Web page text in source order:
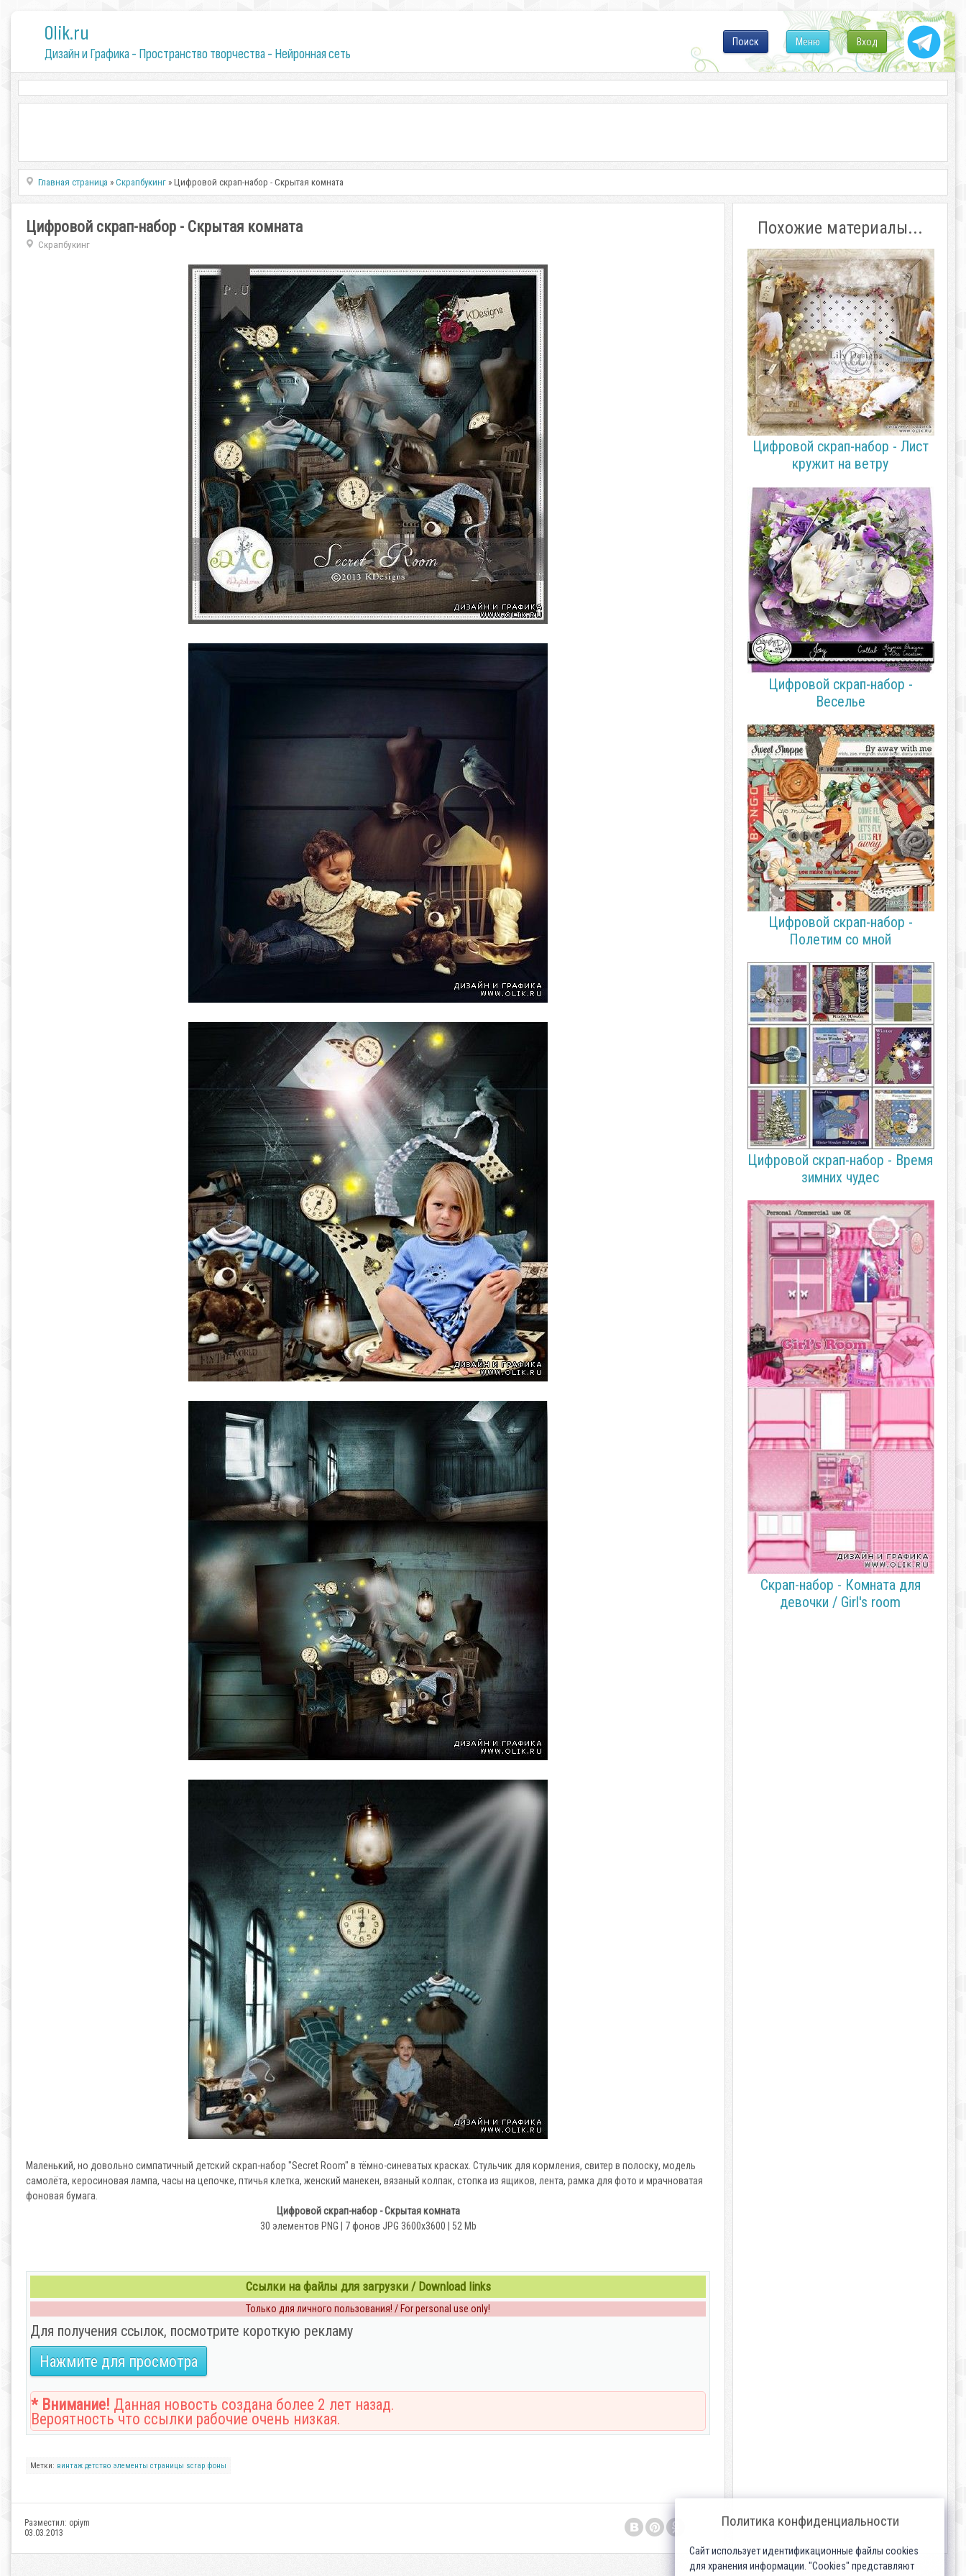
0lik.ru
Дизайн и Графика - Пространство творчества - Нейронная сеть
Вход
Меню
Поиск
Главная страница »Скрапбукинг » Цифровой скрап-набор - Скрытая комната
Цифровой скрап-набор - Скрытая комната
Скрапбукинг
Маленький, но довольно симпатичный детский скрап-набор "Secret Room" в тёмно-синеватых красках. Стульчик для кормления, свитер в полоску, модель
самолёта, керосиновая лампа, часы на цепочке, птичья клетка, женский манекен, вязаный колпак, стопка из ящиков, лента, рамка для фото и мрачноватая
фоновая бумага.
Цифровой скрап-набор - Скрытая комната
30 элементов PNG | 7 фонов JPG 3600x3600 | 52 Mb
Ссылки на файлы для загрузки / Download links
Только для личного пользования! / For personal use only!
Для получения ссылок, посмотрите короткую рекламу
Нажмите для просмотра
* Внимание! Данная новость создана более 2 лет назад.
Вероятность что ссылки рабочие очень низкая.
Метки: винтаж детство элементы страницы scrap фоны
Разместил: opiym
03.03.2013
Похожие материалы...
Цифровой скрап-набор - Лист
кружит на ветру
Цифровой скрап-набор -
Веселье
Цифровой скрап-набор -
Полетим со мной
Цифровой скрап-набор - Время
зимних чудес
Скрап-набор - Комната для
девочки / Girl's room
Политика конфиденциальности
Сайт использует идентификационные файлы cookies
для хранения информации. "Cookies" представляют